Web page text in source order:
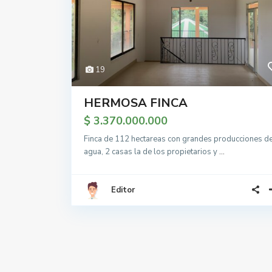
19
HERMOSA FINCA
$ 3.370.000.000
Finca de 112 hectareas con grandes producciones
agua, 2 casas la de los propietarios y...
Editor